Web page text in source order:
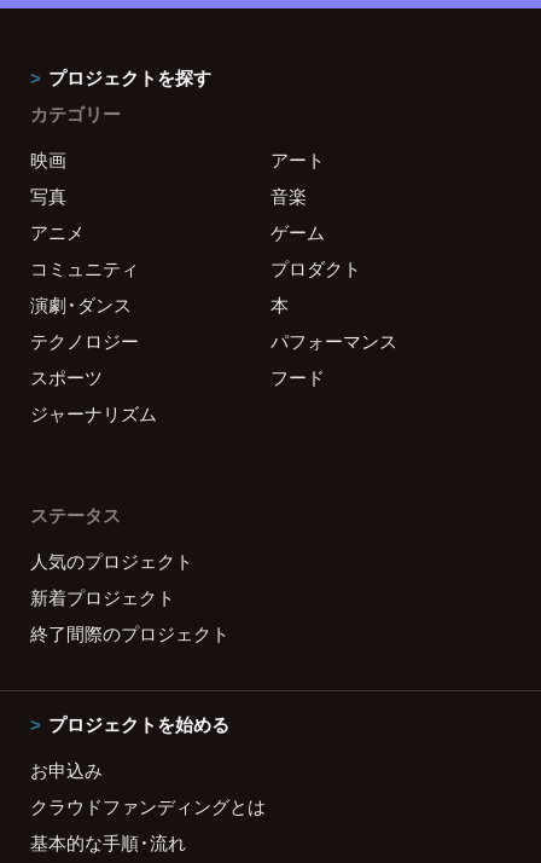
プロジェクトを探す
カテゴリー
映画
アート
写真
音楽
アニメ
ゲーム
コミュニティ
プロダクト
演劇・ダンス
本
テクノロジー
パフォーマンス
スポーツ
フード
ジャーナリズム
ステータス
人気のプロジェクト
新着プロジェクト
終了間際のプロジェクト
プロジェクトを始める
お申込み
クラウドファンディングとは
基本的な手順・流れ